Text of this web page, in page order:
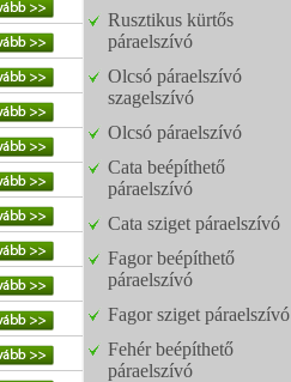
Rusztikus kürtős
páraelszívó
Olcsó páraelszívó
szagelszívó
Olcsó páraelszívó
Cata beépíthető
páraelszívó
Cata sziget páraelszívó
Fagor beépíthető
páraelszívó
Fagor sziget páraelszívó
Fehér beépíthető
páraelszívó